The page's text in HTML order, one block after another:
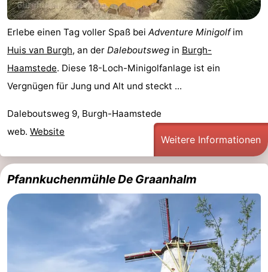
Erlebe einen Tag voller Spaß bei Adventure Minigolfim
Huis van Burgh, an der Daleboutsweg in Burgh-
Haamstede. Diese 18-Loch-Minigolfanlage ist ein
Vergnügen für Jung und Alt und steckt ...
Daleboutsweg 9, Burgh-Haamstede
web. Website
Weitere Informationen
Pfannkuchenmühle De Graanhalm